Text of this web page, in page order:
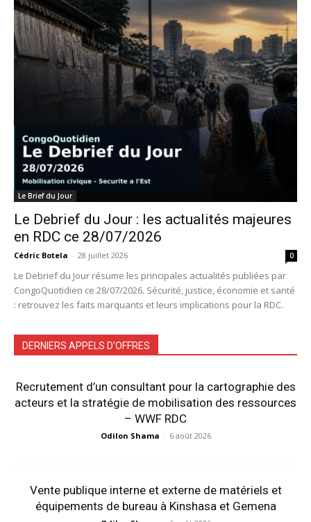
Le Brief du Jour
Le Debrief du Jour : les actualités majeures
en RDC ce 28/07/2026
Cédric Botela - 28 juillet 2026 0
Le Debrief du Jour résume les principales actualités publiées par
CongoQuotidien ce 28/07/2026. Sécurité, justice, économie et santé
: retrouvez les faits marquants et leurs implications pour la RDC.
DERNIERS APPELS D'OFFRES
Recrutement d’un consultant pour la cartographie des
acteurs et la stratégie de mobilisation des ressources
– WWF RDC
Odilon Shama - 6 août 2026
Vente publique interne et externe de matériels et
équipements de bureau à Kinshasa et Gemena